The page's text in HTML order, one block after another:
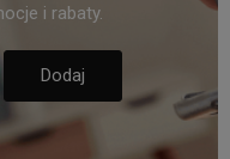
i rabaty.